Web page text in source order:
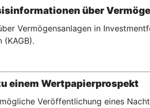
über
Vermögensanlagen in
einem Wertpapierprospekt
Veröffentlichung eines